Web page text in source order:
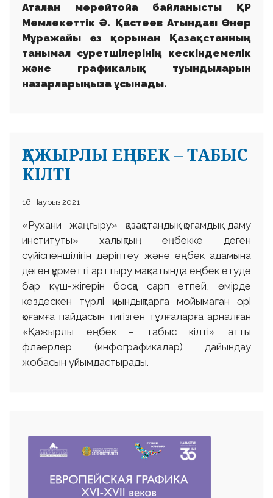
Аталған мерейтойға байланысты ҚР
Мемлекеттік Ә. Қастеев Атындағы Өнер
Мұражайы өз қорынан Қазақстанның
танымал суретшілерінің кескіндемелік
және графикалық туындыларын
назарларыңызға ұсынады.
ҚАЖЫРЛЫ ЕҢБЕК – ТАБЫС
КІЛТІ
16 Наурыз 2021
«Рухани жаңғыру» қазақстандық қоғамдық даму
институты» халықтың еңбекке деген
сүйіспеншілігін дәріптеу және еңбек адамына
деген құрметті арттыру мақсатында еңбек етуде
бар күш-жігерін босқа сарп етпей, өмірде
кездескен түрлі қиындықтарға мойымаған әрі
қоғамға пайдасын тигізген тұлғаларға арналған
«Қажырлы еңбек – табыс кілті» атты
флаерлер (инфографикалар) дайындау
жобасын ұйымдастырады.